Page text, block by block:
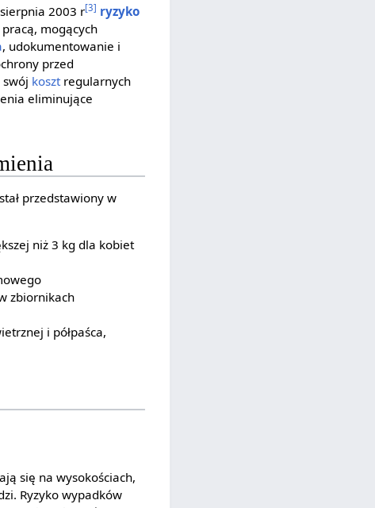
2003 r[3] ryzyko
mogących
, udokumentowanie i
przed
koszt regularnych
eliminujące
przedstawiony w
niż 3 kg dla kobiet
zbiornikach
i półpaśca,
się na wysokościach,
Ryzyko wypadków